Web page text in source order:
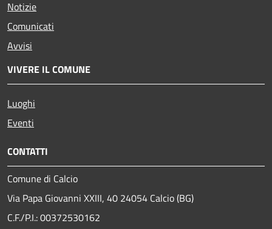
Notizie
Comunicati
Avvisi
VIVERE IL COMUNE
Luoghi
Eventi
CONTATTI
Comune di Calcio
Via Papa Giovanni XXIII, 40 24054 Calcio (BG)
C.F./P.I.: 00372530162